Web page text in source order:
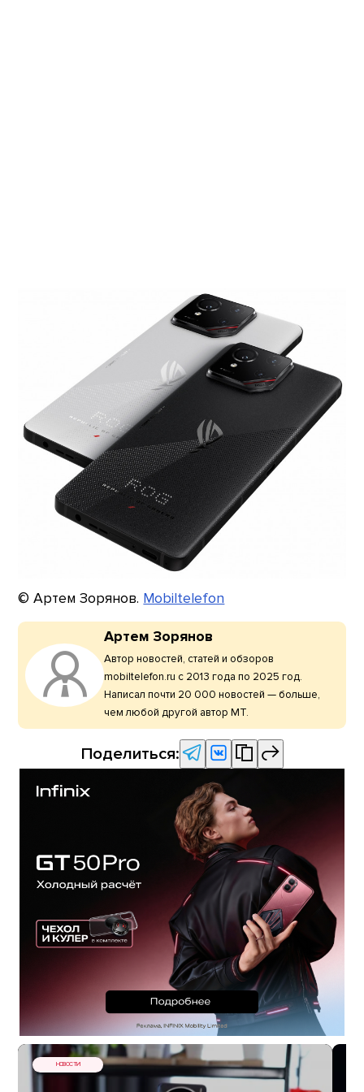
© Артем Зорянов. Mobiltelefon
Артем Зорянов
Автор новостей, статей и обзоров
mobiltelefon.ru с 2013 года по 2025 год.
Написал почти 20 000 новостей — больше,
чем любой другой автор МТ.
Поделиться:
НОВОСТИ